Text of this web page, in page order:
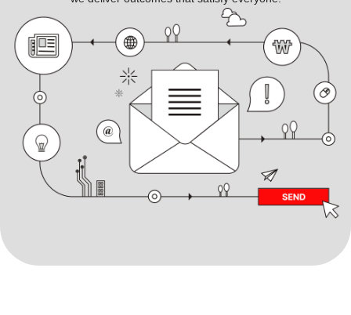
한국관광협회중앙회 예약프로그램 반응형 포트폴리오